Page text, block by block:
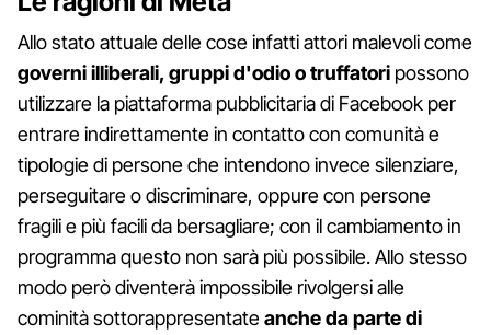
Allo stato attuale delle cose infatti attori malevoli come
governi illiberali, gruppi d'odio o truffatori possono
utilizzare la piattaforma pubblicitaria di Facebook per
entrare indirettamente in contatto con comunità e
tipologie di persone che intendono invece silenziare,
perseguitare o discriminare, oppure con persone
fragili e più facili da bersagliare; con il cambiamento in
programma questo non sarà più possibile. Allo stesso
modo però diventerà impossibile rivolgersi alle
cominità sottorappresentateanche da parte di